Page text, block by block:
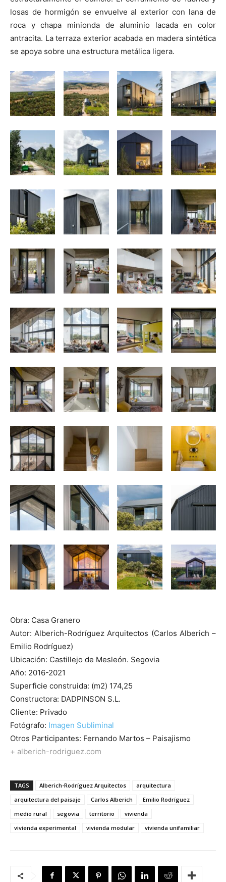
losas de hormigón se envuelve al exterior con lana de
roca y chapa minionda de aluminio lacada en color
antracita. La terraza exterior acabada en madera sintética
se apoya sobre una estructura metálica ligera.
Obra: Casa Granero
Autor: Alberich-Rodríguez Arquitectos (Carlos Alberich –
Emilio Rodríguez)
Ubicación: Castillejo de Mesleón. Segovia
Año: 2016-2021
Superficie construida: (m2) 174,25
Constructora: DADPINSON S.L.
Cliente: Privado
Fotógrafo: Imagen Subliminal
Otros Participantes: Fernando Martos – Paisajismo
+ alberich-rodriguez.com
TAGS Alberich-Rodríguez Arquitectos
arquitectura
arquitectura del paisaje
Carlos Alberich
Emilio Rodríguez
medio rural
segovia territorio
vivienda
vivienda experimental
vivienda modular vivienda unifamiliar